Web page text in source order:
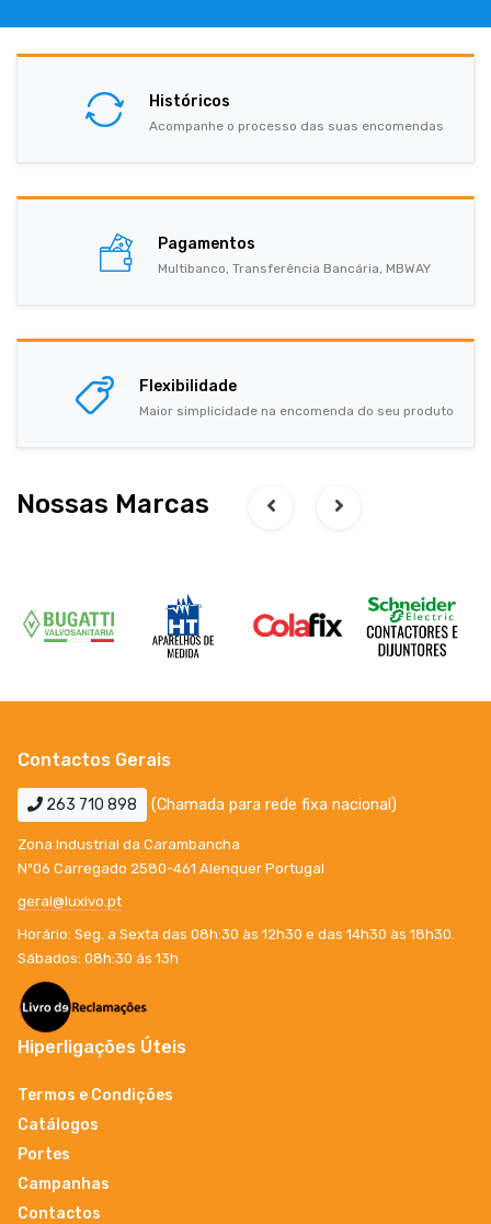
Históricos
Acompanhe o processo das suas encomendas
Pagamentos
Multibanco, Transferência Bancária, MBWAY
Flexibilidade
Maior simplicidade na encomenda do seu produto
Nossas Marcas
Contactos Gerais
263 710 898 (Chamada para rede fixa nacional)
Zona Industrial da Carambancha
Nº06 Carregado 2580-461 Alenquer Portugal
geral@luxivo.pt
Horário: Seg. a Sexta das 08h:30 às 12h30 e das 14h30 às 18h30.
Sábados: 08h:30 ás 13h
Hiperligações Úteis
Termos e Condições
Catálogos
Portes
Campanhas
Contactos